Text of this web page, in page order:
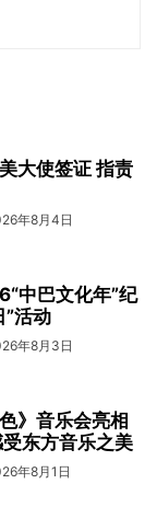
大使签证 指责
年8月4日
中巴文化年”纪
”活动
年8月3日
》音乐会亮相
东方音乐之美
年8月1日